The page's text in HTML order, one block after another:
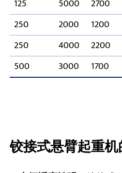
125
5000 2700
250
2000 1200
250
4000 2200
500
3000 1700
铰接式悬臂起重